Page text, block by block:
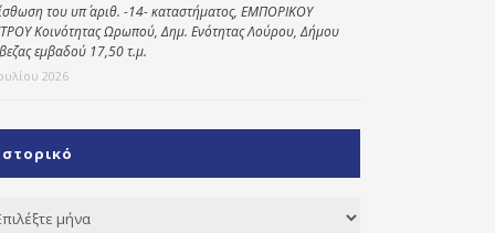
του υπ΄ αριθ. -14- καταστήματος, ΕΜΠΟΡΙΚΟΥ
Κοινότητας Ωρωπού, Δημ. Ενότητας Λούρου, Δήμου
εμβαδού 17,50 τ.μ.
2026